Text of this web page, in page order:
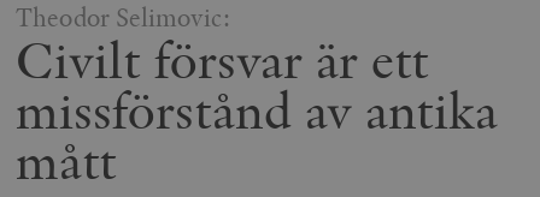
Theodor Selimovic:
Civilt försvar är ett
missförstånd av antika
mått